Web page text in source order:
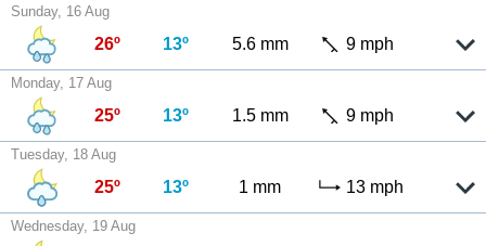
Sunday, 16 Aug
26º 13º 5.6 mm 9 mph
Monday, 17 Aug
25º 13º 1.5 mm 9 mph
Tuesday, 18 Aug
25º 13º 1 mm 13 mph
Wednesday, 19 Aug